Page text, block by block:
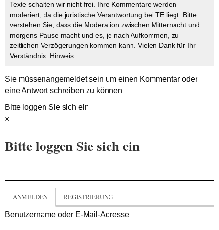
Texte schalten wir nicht frei. Ihre Kommentare werden
moderiert, da die juristische Verantwortung bei TE liegt. Bitte
verstehen Sie, dass die Moderation zwischen Mitternacht und
morgens Pause macht und es, je nach Aufkommen, zu
zeitlichen Verzögerungen kommen kann. Vielen Dank für Ihr
Verständnis. Hinweis
Sie müssenangemeldetsein um einen Kommentar oder
eine Antwort schreiben zu können
Bitte loggen Sie sich ein
×
Bitte loggen Sie sich ein
ANMELDEN REGISTRIERUNG
Benutzername oder E-Mail-Adresse